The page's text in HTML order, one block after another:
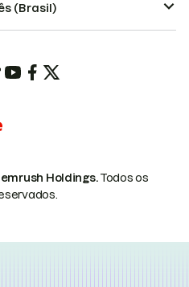
Holdings.Todos os
(Brasil)